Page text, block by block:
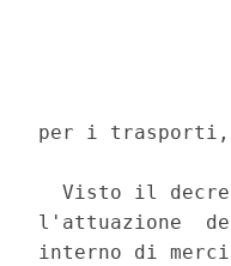
per i trasporti,
Visto il
l'attuazione
interno di